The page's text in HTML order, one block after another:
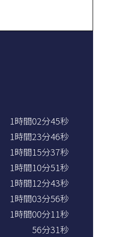
1時間02分45秒
1時間23分46秒
1時間15分37秒
1時間10分51秒
1時間12分43秒
1時間03分56秒
1時間00分11秒
56分31秒